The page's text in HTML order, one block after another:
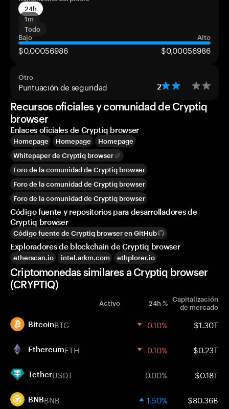
24h
1m
Todo
Bajo
Alto
$0,00056986 $0,00056986
Otro
Puntuación de seguridad 2
Recursos oficiales y comunidad de Cryptiq
browser
Enlaces oficiales de Cryptiq browser
Homepage Homepage
Homepage
Whitepaper de Cryptiq browser
Foro de la comunidad de Cryptiq browser
Foro de la comunidad de Cryptiq browser
Foro de la comunidad de Cryptiq browser
Código fuente y repositorios para desarrolladores de
Cryptiq browser
Código fuente de Cryptiq browser en GitHub
Exploradores de blockchain de Cryptiq browser
etherscan.io intel.arkm.com ethplorer.io
Criptomonedas similares a Cryptiq browser
(CRYPTIQ)
Activo 24h % Capitalización
de mercado
BitcoinBTC -0.10% $1.30T
EthereumETH -0.10% $0.23T
TetherUSDT 0.00% $0.18T
BNBBNB 1.50% $80.36B